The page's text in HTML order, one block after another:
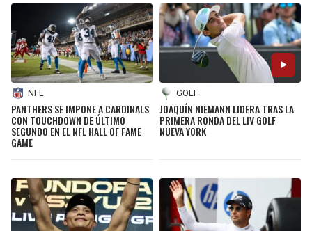
NFL
PANTHERS SE IMPONE A CARDINALS
CON TOUCHDOWN DE ÚLTIMO
SEGUNDO EN EL NFL HALL OF FAME
GAME
GOLF
JOAQUÍN NIEMANN LIDERA TRAS LA
PRIMERA RONDA DEL LIV GOLF
NUEVA YORK